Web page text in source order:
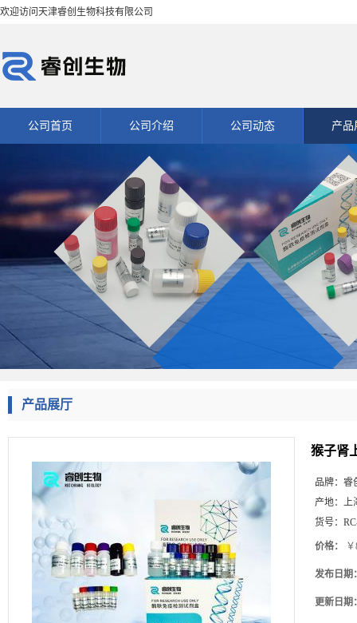
欢迎访问天津睿创生物科技有限公司
公司首页 公司介绍 公司动态 产品
产品展厅
猴子肾
品牌： 睿
产地： 上
货号：
价格：
发布日期
更新日期